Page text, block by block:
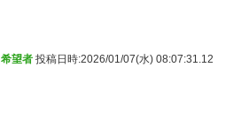
望者 投稿日時:2026/01/07(水) 08:07:31.12